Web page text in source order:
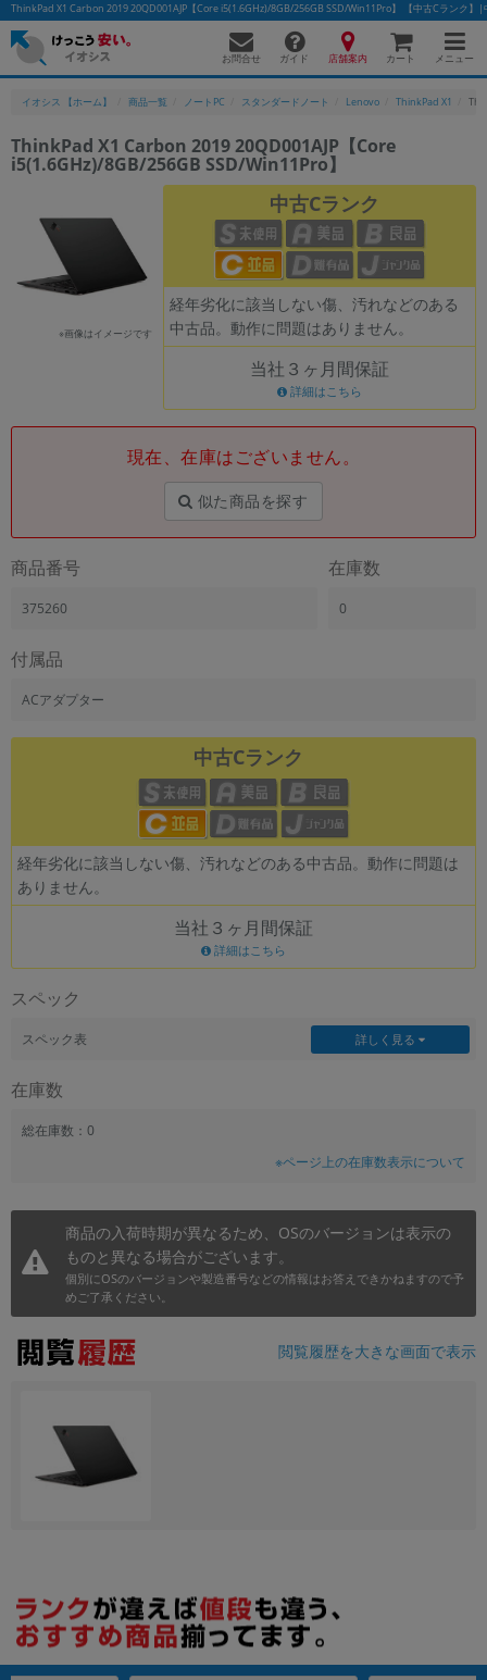
ThinkPad X1 Carbon 2019 20QD001AJP【Core i5(1.6GHz)/8GB/256GB SSD/Win11Pro】 【中古Cランク】
お問合せ ガイド 店舗案内 カート メニュー
イオシス 【ホーム】 商品一覧 ノートPC スタンダードノート Lenovo ThinkPad X1
ThinkPad X1 Carbon 2019 20QD001AJP【Core
i5(1.6GHz)/8GB/256GB SSD/Win11Pro】
※画像はイメージです
中古Cランク
経年劣化に該当しない傷、汚れなどのある
中古品。動作に問題はありません。
当社３ヶ月間保証
詳細はこちら
現在、在庫はございません。
似た商品を探す
商品番号
375260
在庫数
0
付属品
ACアダプター
中古Cランク
経年劣化に該当しない傷、汚れなどのある中古品。動作に問題は
ありません。
当社３ヶ月間保証
詳細はこちら
スペック
スペック表 詳しく見る
在庫数
総在庫数：0
※ページ上の在庫数表示について
商品の入荷時期が異なるため、OSのバージョンは表示の
ものと異なる場合がございます。
個別にOSのバージョンや製造番号などの情報はお答えできかねますので予
めご了承ください。
閲覧履歴を大きな画面で表示